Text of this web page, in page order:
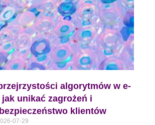
algorytmów w e-
unikać zagrożeń i
klientów
07-29